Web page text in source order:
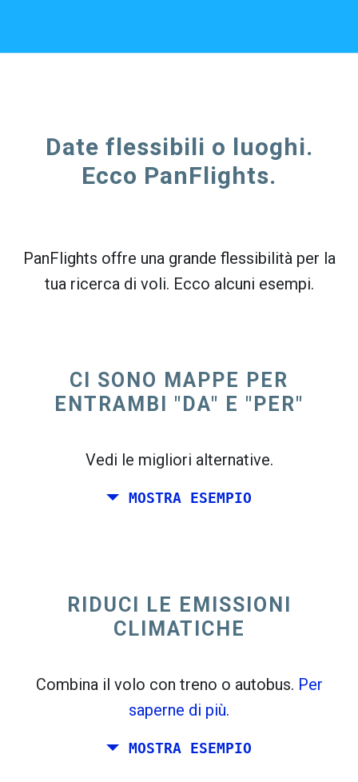
Date flessibili o luoghi.
Ecco PanFlights.
PanFlights offre una grande flessibilità per la
tua ricerca di voli. Ecco alcuni esempi.
CI SONO MAPPE PER
ENTRAMBI "DA" E "PER"
Vedi le migliori alternative.
MOSTRA ESEMPIO
RIDUCI LE EMISSIONI
CLIMATICHE
Combina il volo con treno o autobus. Per
saperne di più.
MOSTRA ESEMPIO